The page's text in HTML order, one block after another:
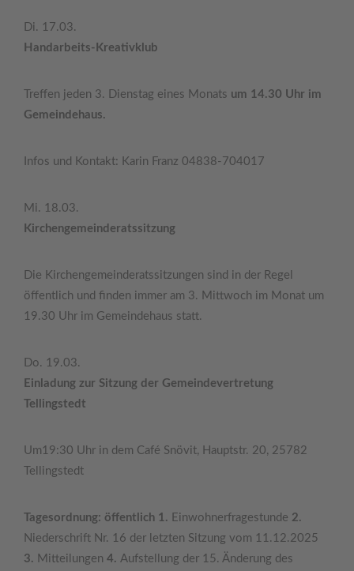
Di. 17.03.
Handarbeits-Kreativklub
Treffen jeden 3. Dienstag eines Monats um 14.30 Uhr im
Gemeindehaus.
Infos und Kontakt: Karin Franz 04838-704017
Mi. 18.03.
Kirchengemeinderatssitzung
Die Kirchengemeinderatssitzungen sind in der Regel
öffentlich und finden immer am 3. Mittwoch im Monat um
19.30 Uhr im Gemeindehaus statt.
Do. 19.03.
Einladung zur Sitzung der Gemeindevertretung
Tellingstedt
Um19:30 Uhr in dem Café Snövit, Hauptstr. 20, 25782
Tellingstedt
Tagesordnung: öffentlich 1. Einwohnerfragestunde 2.
Niederschrift Nr. 16 der letzten Sitzung vom 11.12.2025
3. Mitteilungen 4. Aufstellung der 15. Änderung des